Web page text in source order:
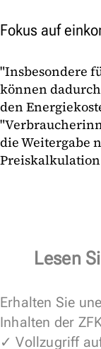
Fokus auf
"Insbesondere
können
den
die Weitergabe
Preiskalkulation
Lesen
Erhalten Sie
Inhalten der
✓ Vollzugriff